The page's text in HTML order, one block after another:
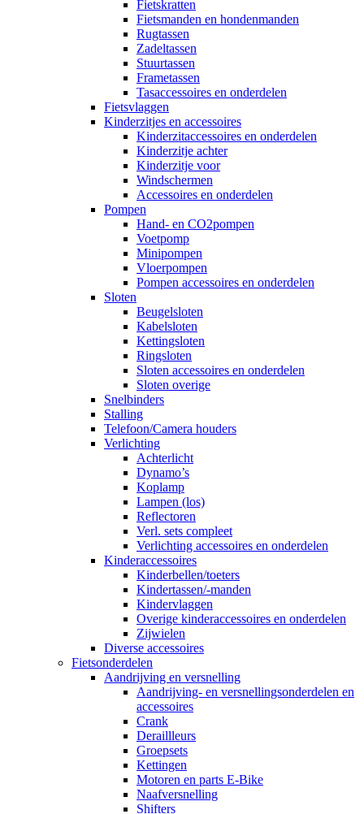
Fietskratten
Fietsmanden en hondenmanden
Rugtassen
Zadeltassen
Stuurtassen
Frametassen
Tasaccessoires en onderdelen
Fietsvlaggen
Kinderzitjes en accessoires
Kinderzitaccessoires en onderdelen
Kinderzitje achter
Kinderzitje voor
Windschermen
Accessoires en onderdelen
Pompen
Hand- en CO2pompen
Voetpomp
Minipompen
Vloerpompen
Pompen accessoires en onderdelen
Sloten
Beugelsloten
Kabelsloten
Kettingsloten
Ringsloten
Sloten accessoires en onderdelen
Sloten overige
Snelbinders
Stalling
Telefoon/Camera houders
Verlichting
Achterlicht
Dynamo’s
Koplamp
Lampen (los)
Reflectoren
Verl. sets compleet
Verlichting accessoires en onderdelen
Kinderaccessoires
Kinderbellen/toeters
Kindertassen/-manden
Kindervlaggen
Overige kinderaccessoires en onderdelen
Zijwielen
Diverse accessoires
Fietsonderdelen
Aandrijving en versnelling
Aandrijving- en versnellingsonderdelen en
accessoires
Crank
Deraillleurs
Groepsets
Kettingen
Motoren en parts E-Bike
Naafversnelling
Shifters